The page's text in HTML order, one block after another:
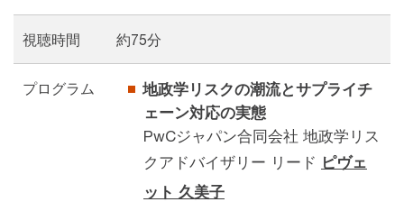
視聴時間 約75分
プログラム
地政学リスクの潮流とサプライチ
ェーン対応の実態
PwCジャパン合同会社 地政学リス
クアドバイザリー リード ピヴェ
ット 久美子